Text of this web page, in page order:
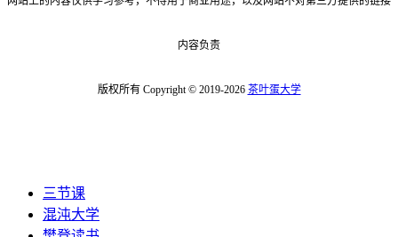
内容负责
版权所有 Copyright © 2019-2026 茶叶蛋大学
三节课
混沌大学